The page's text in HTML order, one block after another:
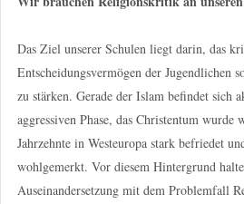
Das Ziel unserer Schulen liegt darin, das
Entscheidungsvermögen der Jugendlichen
zu stärken. Gerade der Islam befindet sich
aggressiven Phase, das Christentum wurde
Jahrzehnte in Westeuropa stark befriedet
wohlgemerkt. Vor diesem Hintergrund
Auseinandersetzung mit dem Problemfall